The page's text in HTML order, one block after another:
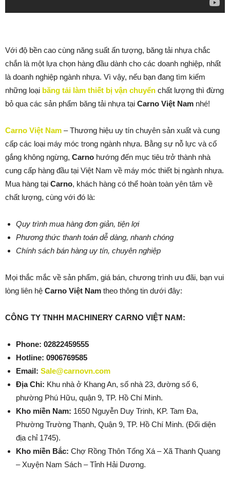
Với độ bền cao cùng năng suất ấn tượng, băng tải nhựa chắc
chắn là một lựa chọn hàng đầu dành cho các doanh nghiệp, nhất
là doanh nghiệp ngành nhựa. Vì vậy, nếu bạn đang tìm kiếm
những loại băng tải làm thiết bị vận chuyển chất lượng thì đừng
bỏ qua các sản phẩm băng tải nhựa tại Carno Việt Nam nhé!
Carno Việt Nam – Thương hiệu uy tín chuyên sản xuất và cung
cấp các loại máy móc trong ngành nhựa. Bằng sự nỗ lực và cố
gắng không ngừng, Carno hướng đến mục tiêu trở thành nhà
cung cấp hàng đầu tại Việt Nam về máy móc thiết bị ngành nhựa.
Mua hàng tại Carno, khách hàng có thể hoàn toàn yên tâm về
chất lượng, cùng với đó là:
Quy trình mua hàng đơn giản, tiện lợi
Phương thức thanh toán dễ dàng, nhanh chóng
Chính sách bán hàng uy tín, chuyên nghiệp
Mọi thắc mắc về sản phẩm, giá bán, chương trình ưu đãi, bạn vui
lòng liên hệ Carno Việt Nam theo thông tin dưới đây:
CÔNG TY TNHH MACHINERY CARNO VIỆT NAM:
Phone: 02822459555
Hotline: 0906769585
Email: Sale@carnovn.com
Địa Chỉ: Khu nhà ở Khang An, số nhà 23, đường số 6,
phường Phú Hữu, quận 9, TP. Hồ Chí Minh.
Kho miền Nam: 1650 Nguyễn Duy Trinh, KP. Tam Đa,
Phường Trường Thạnh, Quận 9, TP. Hồ Chí Minh. (Đối diện
địa chỉ 1745).
Kho miền Bắc: Chợ Rồng Thôn Tống Xá – Xã Thanh Quang
– Xuyện Nam Sách – Tỉnh Hải Dương.